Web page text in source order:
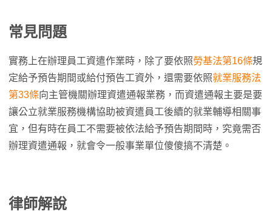
常見問題
實務上在辦理員工資遣作業時，除了要依照勞基法第16條規
定給予預告期間或給付預告工資外，還需要依照就業服務法
第33條向主管機關辦理資遣通報業務，而資遣通報主要是要
讓公立就業服務機構協助被資遣員工後續的就業輔導相關事
宜，但有時在員工不需要被依法給予預告期間時，究竟需否
辦理資遣通報，就會令一般事業單位傻傻搞不清楚。
律師解說